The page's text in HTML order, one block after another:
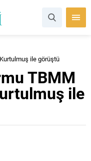
ile görüştü
TBMM
ile